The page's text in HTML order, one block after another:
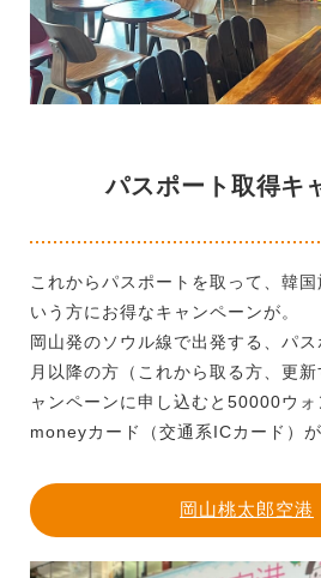
パスポート取得キ
これからパスポートを取って、韓
いう方にお得なキャンペーンが。
岡山発のソウル線で出発する、パ
月以降の方（これから取る方、更
ャンペーンに申し込むと50000ウ
moneyカード（交通系ICカード）が
岡山桃太郎空港